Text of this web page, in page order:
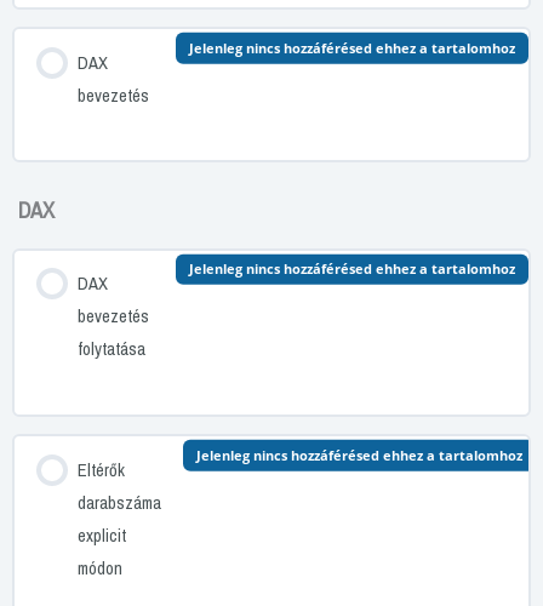
DAX
bevezetés
Jelenleg nincs hozzáférésed ehhez a tartalomhoz
DAX
DAX
bevezetés
folytatása
Jelenleg nincs hozzáférésed ehhez a tartalomhoz
Eltérők
darabszáma
explicit
módon
Jelenleg nincs hozzáférésed ehhez a tartalomhoz